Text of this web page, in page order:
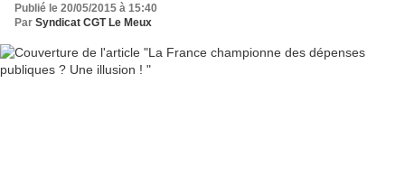
Publié le 20/05/2015 à 15:40
Par Syndicat CGT Le Meux